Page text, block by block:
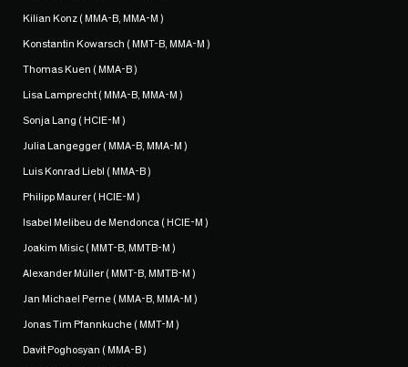
Kilian Konz ( MMA-B, MMA-M )
Konstantin Kowarsch ( MMT-B, MMA-M )
Thomas Kuen ( MMA-B )
Lisa Lamprecht ( MMA-B, MMA-M )
Sonja Lang ( HCIE-M )
Julia Langegger ( MMA-B, MMA-M )
Luis Konrad Liebl ( MMA-B )
Philipp Maurer ( HCIE-M )
Isabel Melibeu de Mendonca ( HCIE-M )
Joakim Misic ( MMT-B, MMTB-M )
Alexander Müller ( MMT-B, MMTB-M )
Jan Michael Perne ( MMA-B, MMA-M )
Jonas Tim Pfannkuche ( MMT-M )
Davit Poghosyan ( MMA-B )